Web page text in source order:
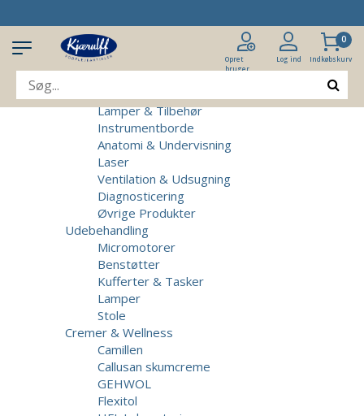
Opret
bruger
Log ind
0
Indkøbskurv
Klinikudstyr
Patientstole
Massagebrikse
Lamper & Tilbehør
Instrumentborde
Anatomi & Undervisning
Laser
Ventilation & Udsugning
Diagnosticering
Øvrige Produkter
Udebehandling
Micromotorer
Benstøtter
Kufferter & Tasker
Lamper
Stole
Cremer & Wellness
Camillen
Callusan skumcreme
GEHWOL
Flexitol